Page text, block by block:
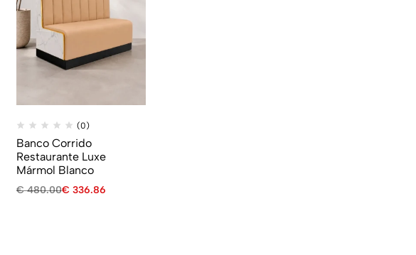
(0)
Banco Corrido
Restaurante Luxe
Mármol Blanco
€480.00€ 336.86